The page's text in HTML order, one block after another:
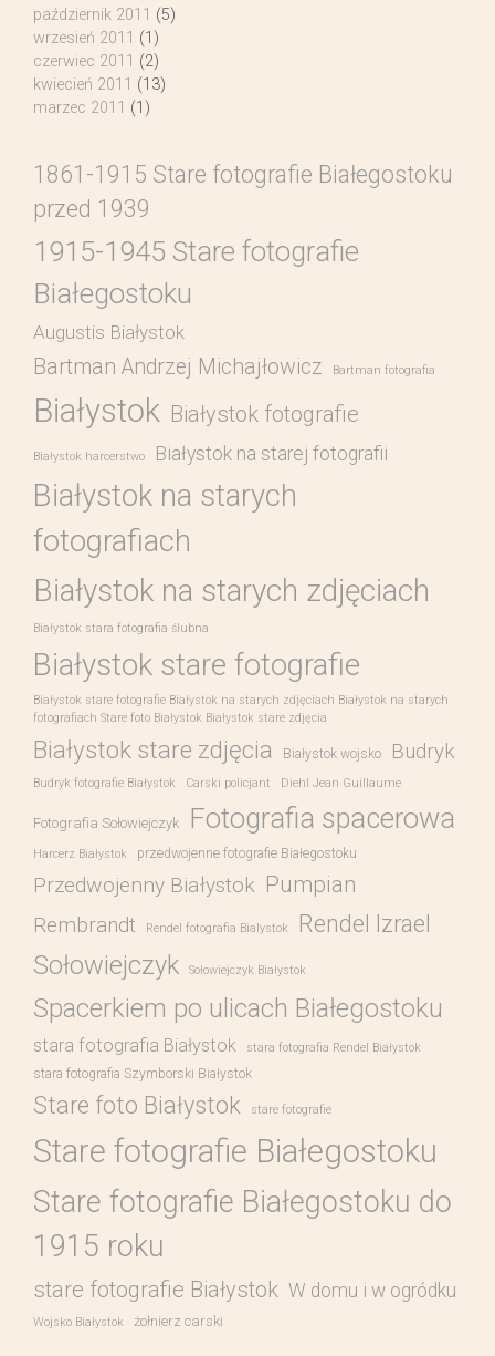
październik 2011 (5)
wrzesień 2011 (1)
czerwiec 2011 (2)
kwiecień 2011 (13)
marzec 2011 (1)
1861-1915 Stare fotografie Białegostoku
przed 1939
1915-1945 Stare fotografie
Białegostoku
Augustis Białystok
Bartman Andrzej Michajłowicz Bartman fotografia
Białystok Białystok fotografie
Białystok harcerstwo Białystok na starej fotografii
Białystok na starych
fotografiach
Białystok na starych zdjęciach
Białystok stara fotografia ślubna
Białystok stare fotografie
Białystok stare fotografie Białystok na starych zdjęciach Białystok na starych
fotografiach Stare foto Białystok Białystok stare zdjęcia
Białystok stare zdjęcia Białystok wojsko Budryk
Budryk fotografie Białystok Carski policjant Diehl Jean Guillaume
Fotografia Sołowiejczyk Fotografia spacerowa
Harcerz Białystok przedwojenne fotografie Białegostoku
Przedwojenny Białystok Pumpian
Rembrandt Rendel fotografia Bialystok Rendel Izrael
Sołowiejczyk Sołowiejczyk Białystok
Spacerkiem po ulicach Białegostoku
stara fotografia Białystok stara fotografia Rendel Białystok
stara fotografia Szymborski Białystok
Stare foto Białystok stare fotografie
Stare fotografie Białegostoku
Stare fotografie Białegostoku do
1915 roku
stare fotografie Białystok W domu i w ogródku
Wojsko Białystok żołnierz carski